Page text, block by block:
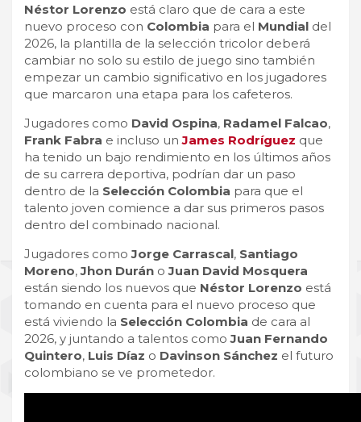
Néstor Lorenzo está claro que de cara a este
nuevo proceso con Colombia para el Mundial del
2026, la plantilla de la selección tricolor deberá
cambiar no solo su estilo de juego sino también
empezar un cambio significativo en los jugadores
que marcaron una etapa para los cafeteros.
Jugadores como David Ospina, Radamel Falcao,
Frank Fabra e incluso unJames Rodríguez que
ha tenido un bajo rendimiento en los últimos años
de su carrera deportiva, podrían dar un paso
dentro de la Selección Colombia para que el
talento joven comience a dar sus primeros pasos
dentro del combinado nacional.
Jugadores comoJorge Carrascal, Santiago
Moreno,Jhon Durán oJuan David Mosquera
están siendo los nuevos que Néstor Lorenzo está
tomando en cuenta para el nuevo proceso que
está viviendo la Selección Colombia de cara al
2026, y juntando a talentos comoJuan Fernando
Quintero, Luis Díaz o Davinson Sánchez el futuro
colombiano se ve prometedor.